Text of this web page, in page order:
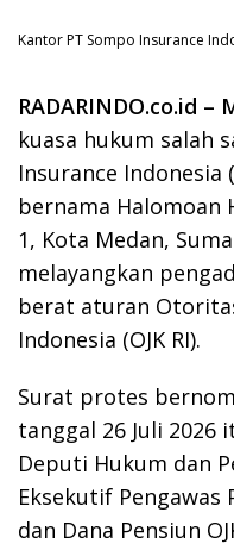
Kantor PT Sompo Insurance
RADARINDO.co.id –
kuasa hukum salah
Insurance Indonesia
bernama Halomoan
1, Kota Medan,
melayangkan
berat aturan
Indonesia (OJK RI).
Surat protes
tanggal 26 Juli 2026
Deputi Hukum dan
Eksekutif Pengawas
dan Dana Pensiun